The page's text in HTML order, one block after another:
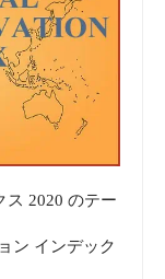
ス 2020 のテー
ン インデック